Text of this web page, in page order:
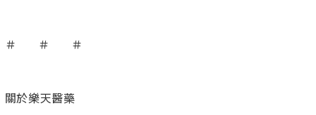
＃ ＃ ＃
關於樂天醫藥